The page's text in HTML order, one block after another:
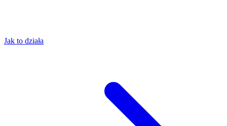
Jak to działa